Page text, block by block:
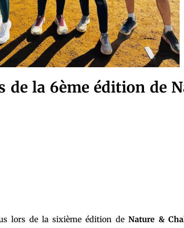
de la 6ème édition de
lors de la sixième édition deNature &